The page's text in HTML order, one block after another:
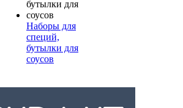
Наборы для
специй,
бутылки для
соусов